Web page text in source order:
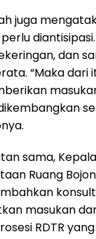
juga
dan
“Maka dari
sama, Kepala
Ruang
masukan
RDTR